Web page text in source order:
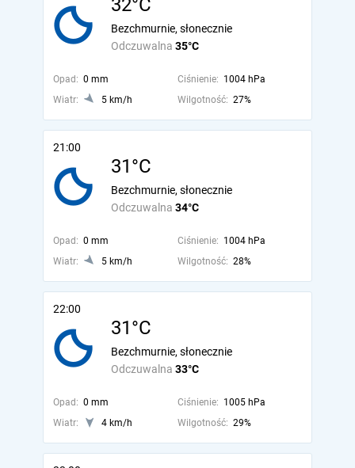
32°C
Odczuwalna 35°C
Bezchmurnie, słonecznie
Opad: 0 mm Ciśnienie: 1004 hPa
Wiatr:
5 km/h Wilgotność: 27%
21:00
31°C
Odczuwalna 34°C
Bezchmurnie, słonecznie
Opad: 0 mm Ciśnienie: 1004 hPa
Wiatr:
5 km/h Wilgotność: 28%
22:00
31°C
Odczuwalna 33°C
Bezchmurnie, słonecznie
Opad: 0 mm Ciśnienie: 1005 hPa
Wiatr:
4 km/h Wilgotność: 29%